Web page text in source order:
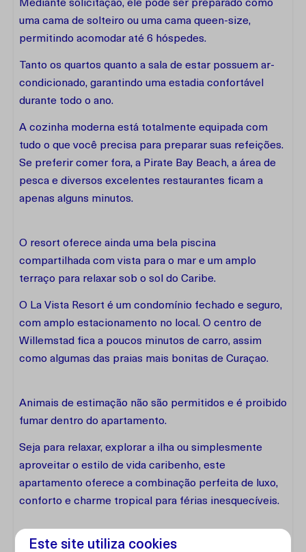
Mediante solicitação, ele pode ser preparado como
uma cama de solteiro ou uma cama queen-size,
permitindo acomodar até 6 hóspedes.
Tanto os quartos quanto a sala de estar possuem ar-
condicionado, garantindo uma estadia confortável
durante todo o ano.
A cozinha moderna está totalmente equipada com
tudo o que você precisa para preparar suas refeições.
Se preferir comer fora, a Pirate Bay Beach, a área de
pesca e diversos excelentes restaurantes ficam a
apenas alguns minutos.
O resort oferece ainda uma bela piscina
compartilhada com vista para o mar e um amplo
terraço para relaxar sob o sol do Caribe.
O La Vista Resort é um condomínio fechado e seguro,
com amplo estacionamento no local. O centro de
Willemstad fica a poucos minutos de carro, assim
como algumas das praias mais bonitas de Curaçao.
Animais de estimação não são permitidos e é proibido
fumar dentro do apartamento.
Seja para relaxar, explorar a ilha ou simplesmente
aproveitar o estilo de vida caribenho, este
apartamento oferece a combinação perfeita de luxo,
conforto e charme tropical para férias inesquecíveis.
Instalações
Este site utiliza cookies